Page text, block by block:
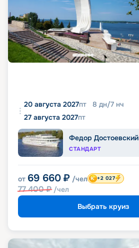
20 августа 2027пт 8 дн/7 нч
27 августа 2027пт
Федор Достоевский
СТАНДАРТ
от 69 660 ₽ /чел
77 400₽ /чел
+2 027
Выбрать круиз